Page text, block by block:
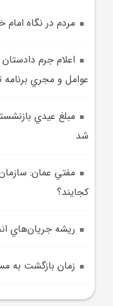
مردم در نگاه امام
اعلام جرم
عوامل و مجري برنامه
شد
مفتي عمان:
کجايند؟
ريشه جريان‌هاي
زمان بازگشت به